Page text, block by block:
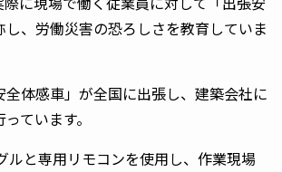
、労働災害の恐ろしさを教育していま
全体感車」が全国に出張し、建築会社に
ています。
ルと専用リモコンを使用し、作業現場